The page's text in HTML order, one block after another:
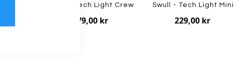
Swull - Tech Light Crew
279,00 kr
Swull - Tech Light Mini
229,00 kr